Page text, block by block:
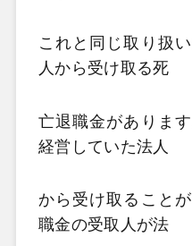
これと同じ取り扱
人から受け取る死
亡退職金がありま
経営していた法人
から受け取ること
職金の受取人が法